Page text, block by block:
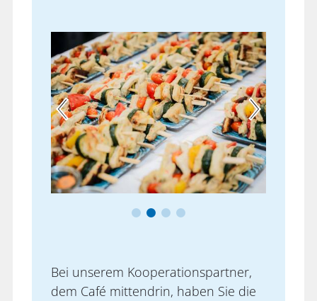
Bei unserem Kooperationspartner,
dem Café mittendrin, haben Sie die